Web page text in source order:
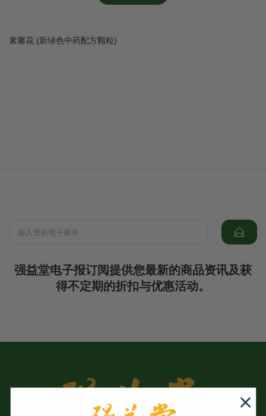
素馨花 (新绿色中药配方颗粒)
强益堂电子报订阅提供您最新的商品资讯及获
得不定期的折扣与优惠活动。